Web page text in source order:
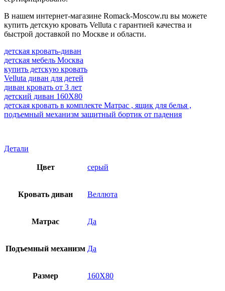
В нашем интернет-магазине Romack-Moscow.ru вы можете
купить детскую кровать Velluta с гарантией качества и
быстрой доставкой по Москве и области.
детская кровать-диван
детская мебель Москва
купить детскую кровать
Velluta диван для детей
диван кровать от 3 лет
детский диван 160Х80
детская кровать в комплекте Матрас , ящик для белья ,
подъемный механизм защитный бортик от падения
Детали
Цвет серый
Кровать диван Веллюта
Матрас Да
Подъемный механизм Да
Размер 160Х80